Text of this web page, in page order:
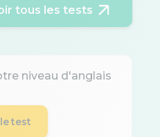
tous les tests
niveau d'anglais
test